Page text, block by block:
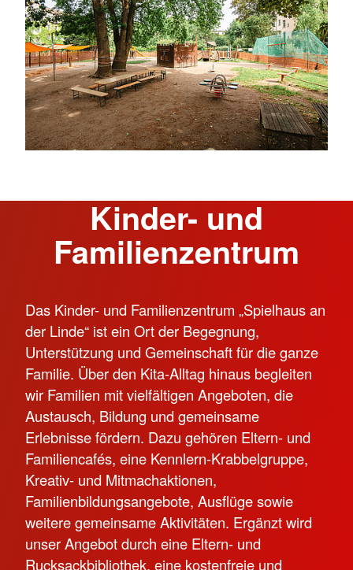
Kinder- und
Familienzentrum
Das Kinder- und Familienzentrum „Spielhaus an
der Linde“ ist ein Ort der Begegnung,
Unterstützung und Gemeinschaft für die ganze
Familie. Über den Kita-Alltag hinaus begleiten
wir Familien mit vielfältigen Angeboten, die
Austausch, Bildung und gemeinsame
Erlebnisse fördern. Dazu gehören Eltern- und
Familiencafés, eine Kennlern-Krabbelgruppe,
Kreativ- und Mitmachaktionen,
Familienbildungsangebote, Ausflüge sowie
weitere gemeinsame Aktivitäten. Ergänzt wird
unser Angebot durch eine Eltern- und
Rucksackbibliothek, eine kostenfreie und